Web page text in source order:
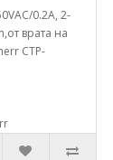
0.2A, 2-
врата на
CTP-